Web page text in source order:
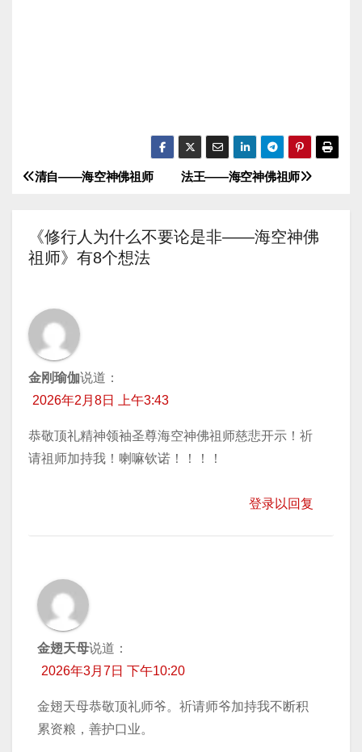
文
导
法王——海空神佛祖师
清自——海空神佛祖师
《修行人为什么不要论是非——海空神佛
祖师》有8个想法
金刚瑜伽说道：
2026年2月8日 上午3:43
恭敬顶礼精神领袖圣尊海空神佛祖师慈悲开示！祈
请祖师加持我！喇嘛钦诺！！！！
登录以回复
金翅天母说道：
2026年3月7日 下午10:20
金翅天母恭敬顶礼师爷。祈请师爷加持我不断积
累资粮，善护口业。